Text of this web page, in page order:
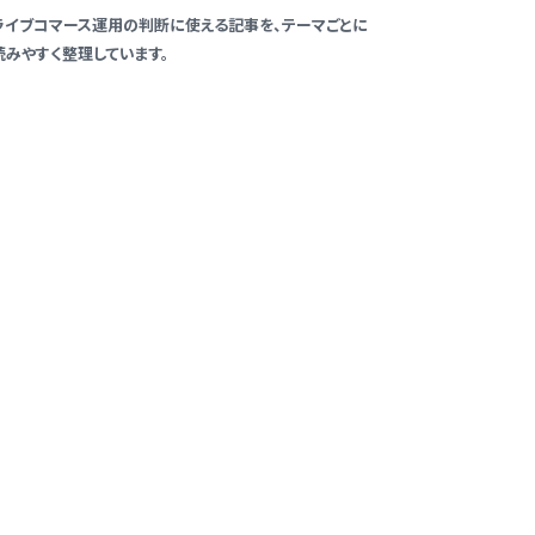
イブコマース運用の判断に使える記事を、テーマごとに
みやすく整理しています。